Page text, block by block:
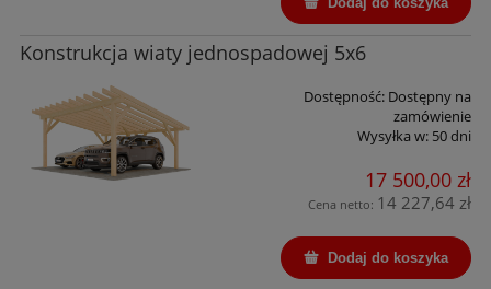
Konstrukcja wiaty jednospadowej 5x6
Dostępność: Dostępny na
zamówienie
Wysyłka w: 50 dni
17 500,00 zł
Cena netto: 14 227,64 zł
Dodaj do koszyka